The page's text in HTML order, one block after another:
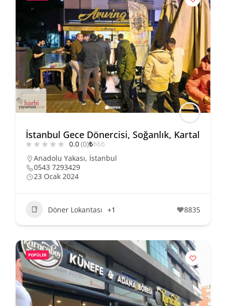
İstanbul Gece Dönercisi, Soğanlık, Kartal
0.0(0)₺₺₺₺
Anadolu Yakası, İstanbul
0543 7293429
23 Ocak 2024
Döner Lokantası +1 8835
POPÜLER